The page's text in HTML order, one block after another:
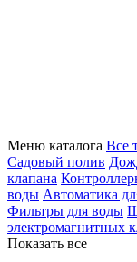
Меню каталога Все
Садовый полив
клапана
воды Автоматика
Фильтры для воды
электромагнитных
Показать все